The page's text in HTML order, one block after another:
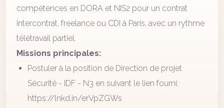
compétences en DORA et NIS2 pour un contrat
intercontrat, freelance ou CDI à Paris, avec un rythme
télétravail partiel.
Missions principales:
Postuler à la position de Direction de projet
Sécurité - IDF - N3 en suivant le lien fourni:
https://lnkd.in/erVpZGWs